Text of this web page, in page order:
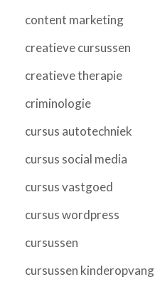
content marketing
creatieve cursussen
creatieve therapie
criminologie
cursus autotechniek
cursus social media
cursus vastgoed
cursus wordpress
cursussen
cursussen kinderopvang